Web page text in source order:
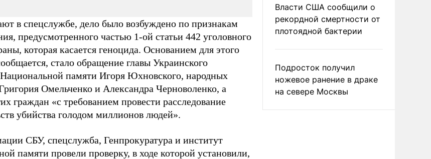
в спецслужбе, дело было возбуждено по признакам
предусмотренного частью 1-ой статьи 442 уголовного
которая касается геноцида. Основанием для этого
стало обращение главы Украинского
памяти Игоря Юхновского, народных
Омельченко и Александра Черноволенко, а
граждан «с требованием провести расследование
убийства голодом миллионов людей».
СБУ, спецслужба, Генпрокуратура и институт
памяти провели проверку, в ходе которой установили,
Власти США сообщили о
рекордной смертности от
плотоядной бактерии
Подросток получил
ножевое ранение в драке
на севере Москвы